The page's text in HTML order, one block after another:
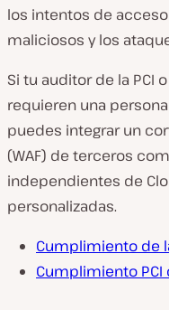
los intentos de
maliciosos y los
Si tu auditor de la PCI
requieren una
puedes integrar un
(WAF) de terceros
independientes de
personalizadas.
Cumplimiento de
Cumplimiento PCI